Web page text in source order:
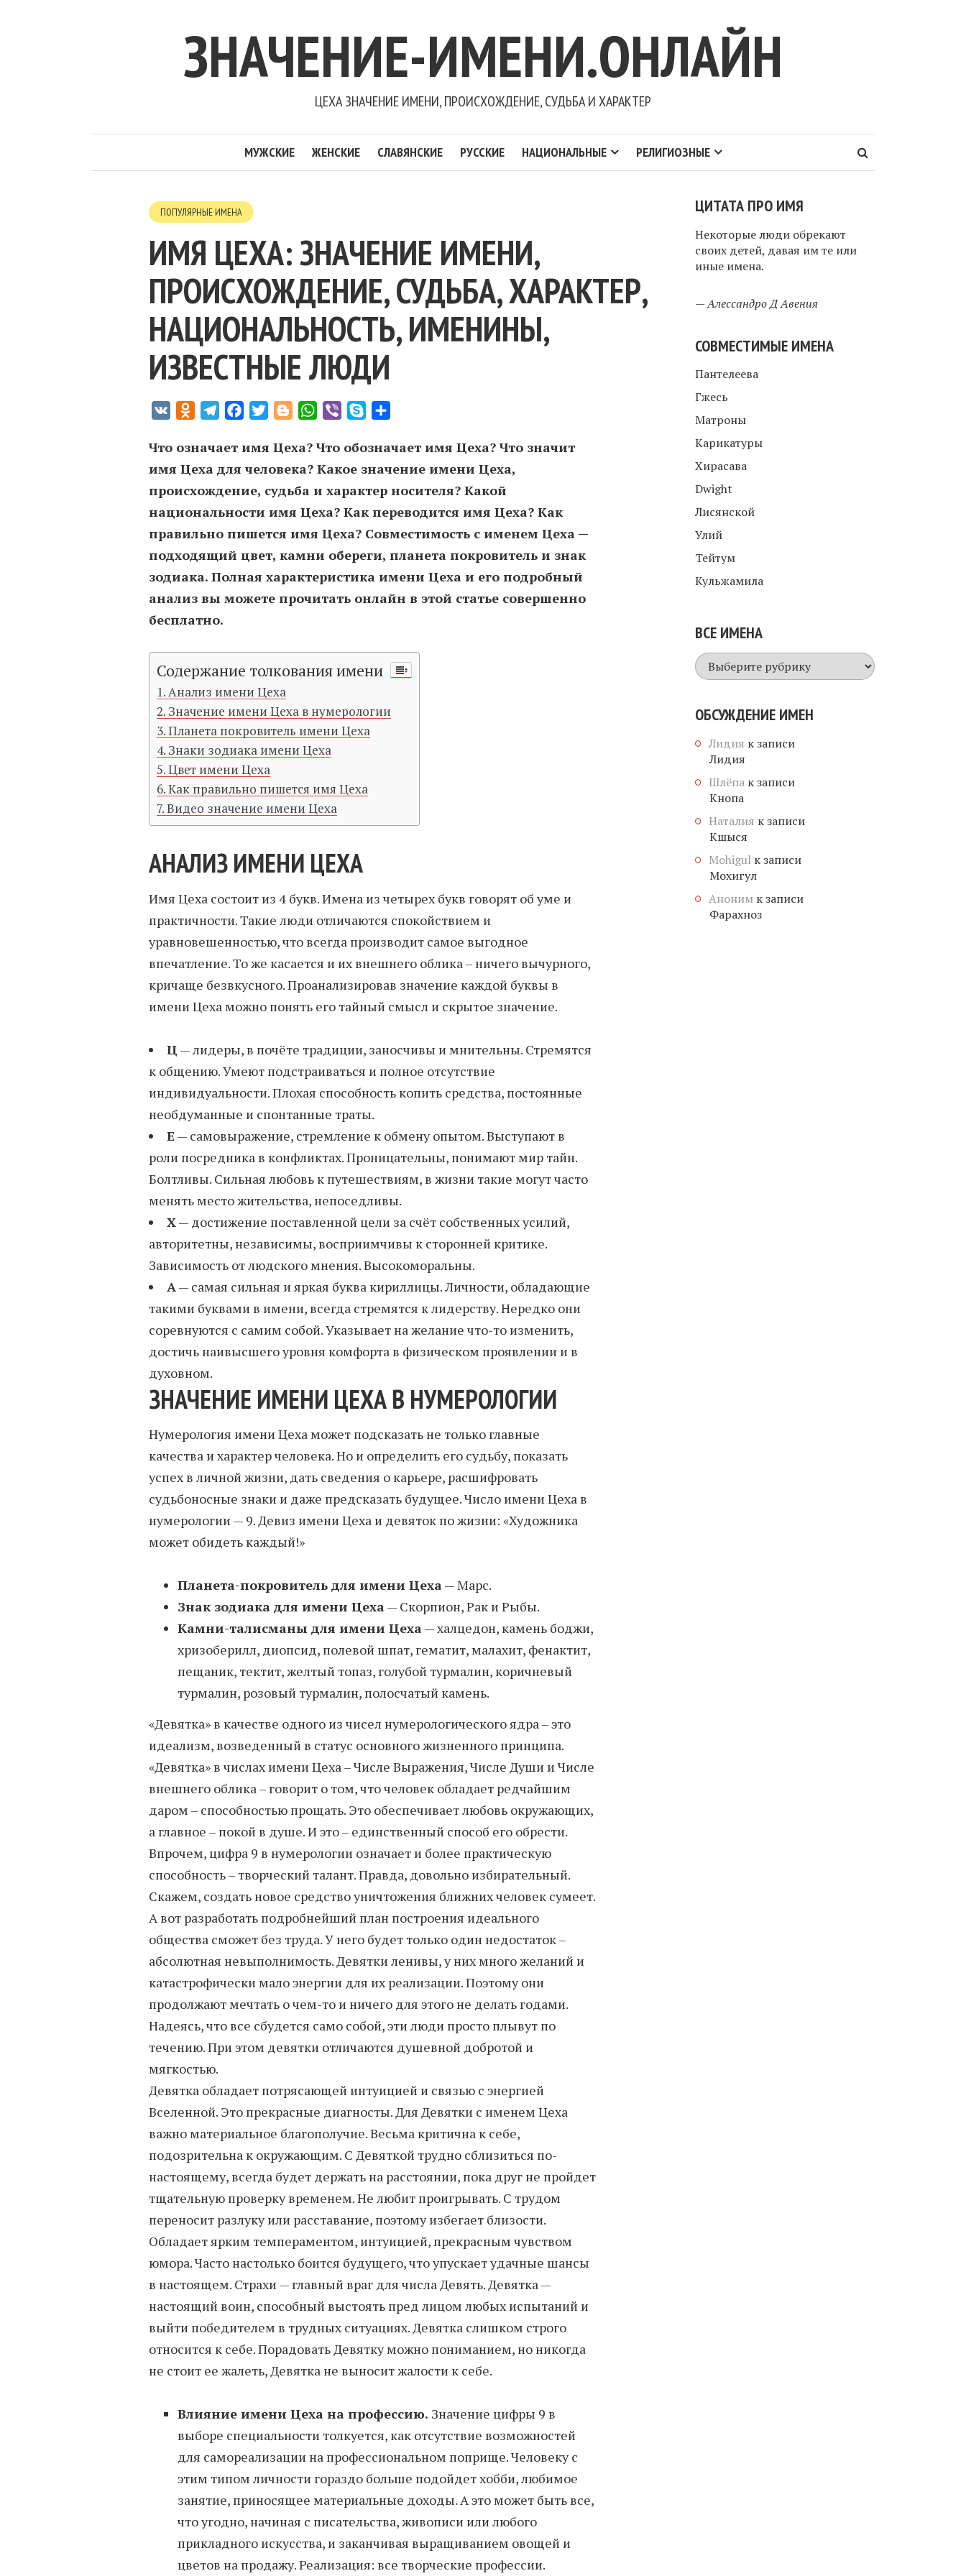
ЗНАЧЕНИЕ-ИМЕНИ.ОНЛАЙН
ЦЕХА ЗНАЧЕНИЕ ИМЕНИ, ПРОИСХОЖДЕНИЕ, СУДЬБА И ХАРАКТЕР
МУЖСКИЕ ЖЕНСКИЕ СЛАВЯНСКИЕ РУССКИЕ НАЦИОНАЛЬНЫЕ РЕЛИГИОЗНЫЕ
ПОПУЛЯРНЫЕ ИМЕНА
ИМЯ ЦЕХА: ЗНАЧЕНИЕ ИМЕНИ,
ПРОИСХОЖДЕНИЕ, СУДЬБА, ХАРАКТЕР,
НАЦИОНАЛЬНОСТЬ, ИМЕНИНЫ,
ИЗВЕСТНЫЕ ЛЮДИ
VK Odnoklassniki
TelegramFacebookTwitterBloggerWhatsApp
Viber Skype
Что означает имя Цеха? Что обозначает имя Цеха? Что значит
имя Цеха для человека? Какое значение имени Цеха,
происхождение, судьба и характер носителя? Какой
национальности имя Цеха? Как переводится имя Цеха? Как
правильно пишется имя Цеха? Совместимость c именем Цеха —
подходящий цвет, камни обереги, планета покровитель и знак
зодиака. Полная характеристика имени Цеха и его подробный
анализ вы можете прочитать онлайн в этой статье совершенно
бесплатно.
Содержание толкования имени
Анализ имени Цеха
Значение имени Цеха в нумерологии
Планета покровитель имени Цеха
Знаки зодиака имени Цеха
Цвет имени Цеха
Как правильно пишется имя Цеха
Видео значение имени Цеха
АНАЛИЗ ИМЕНИ ЦЕХА
Имя Цеха состоит из 4 букв. Имена из четырех букв говорят об уме и
практичности. Такие люди отличаются спокойствием и
уравновешенностью, что всегда производит самое выгодное
впечатление. То же касается и их внешнего облика – ничего вычурного,
кричаще безвкусного. Проанализировав значение каждой буквы в
имени Цеха можно понять его тайный смысл и скрытое значение.
Ц — лидеры, в почёте традиции, заносчивы и мнительны. Стремятся
к общению. Умеют подстраиваться и полное отсутствие
индивидуальности. Плохая способность копить средства, постоянные
необдуманные и спонтанные траты.
Е — самовыражение, стремление к обмену опытом. Выступают в
роли посредника в конфликтах. Проницательны, понимают мир тайн.
Болтливы. Сильная любовь к путешествиям, в жизни такие могут часто
менять место жительства, непоседливы.
Х— достижение поставленной цели за счёт собственных усилий,
авторитетны, независимы, восприимчивы к сторонней критике.
Зависимость от людского мнения. Высокоморальны.
А — самая сильная и яркая буква кириллицы. Личности, обладающие
такими буквами в имени, всегда стремятся к лидерству. Нередко они
соревнуются с самим собой. Указывает на желание что-то изменить,
достичь наивысшего уровня комфорта в физическом проявлении и в
духовном.
ЗНАЧЕНИЕ ИМЕНИ ЦЕХА В НУМЕРОЛОГИИ
Нумерология имени Цеха может подсказать не только главные
качества и характер человека. Но и определить его судьбу, показать
успех в личной жизни, дать сведения о карьере, расшифровать
судьбоносные знаки и даже предсказать будущее. Число имени Цеха в
нумерологии — 9. Девиз имени Цеха и девяток по жизни: «Художника
может обидеть каждый!»
Планета-покровитель для имени Цеха — Марс.
Знак зодиака для имени Цеха — Скорпион, Рак и Рыбы.
Камни-талисманы для имени Цеха — халцедон, камень боджи,
хризоберилл, диопсид, полевой шпат, гематит, малахит, фенактит,
пещаник, тектит, желтый топаз, голубой турмалин, коричневый
турмалин, розовый турмалин, полосчатый камень.
«Девятка» в качестве одного из чисел нумерологического ядра – это
идеализм, возведенный в статус основного жизненного принципа.
«Девятка» в числах имени Цеха – Числе Выражения, Числе Души и Числе
внешнего облика – говорит о том, что человек обладает редчайшим
даром – способностью прощать. Это обеспечивает любовь окружающих,
а главное – покой в душе. И это – единственный способ его обрести.
Впрочем, цифра 9 в нумерологии означает и более практическую
способность – творческий талант. Правда, довольно избирательный.
Скажем, создать новое средство уничтожения ближних человек сумеет.
А вот разработать подробнейший план построения идеального
общества сможет без труда. У него будет только один недостаток –
абсолютная невыполнимость. Девятки ленивы, у них много желаний и
катастрофически мало энергии для их реализации. Поэтому они
продолжают мечтать о чем-то и ничего для этого не делать годами.
Надеясь, что все сбудется само собой, эти люди просто плывут по
течению. При этом девятки отличаются душевной добротой и
мягкостью.
Девятка обладает потрясающей интуицией и связью с энергией
Вселенной. Это прекрасные диагносты. Для Девятки с именем Цеха
важно материальное благополучие. Весьма критична к себе,
подозрительна к окружающим. С Девяткой трудно сблизиться по-
настоящему, всегда будет держать на расстоянии, пока друг не пройдет
тщательную проверку временем. Не любит проигрывать. С трудом
переносит разлуку или расставание, поэтому избегает близости.
Обладает ярким темпераментом, интуицией, прекрасным чувством
юмора. Часто настолько боится будущего, что упускает удачные шансы
в настоящем. Страхи — главный враг для числа Девять. Девятка —
настоящий воин, способный выстоять пред лицом любых испытаний и
выйти победителем в трудных ситуациях. Девятка слишком строго
относится к себе. Порадовать Девятку можно пониманием, но никогда
не стоит ее жалеть, Девятка не выносит жалости к себе.
Влияние имени Цеха на профессию. Значение цифры 9 в
выборе специальности толкуется, как отсутствие возможностей
для самореализации на профессиональном поприще. Человеку с
этим типом личности гораздо больше подойдет хобби, любимое
занятие, приносящее материальные доходы. А это может быть все,
что угодно, начиная с писательства, живописи или любого
прикладного искусства, и заканчивая выращиванием овощей и
цветов на продажу. Реализация: все творческие профессии.
ЦИТАТА ПРО ИМЯ
Некоторые люди обрекают
своих детей, давая им те или
иные имена.
—Алессандро Д Авения
СОВМЕСТИМЫЕ ИМЕНА
Пантелеева
Гжесь
Матроны
Карикатуры
Хирасава
Dwight
Лисянской
Улий
Тейтум
Кульжамила
ВСЕ ИМЕНА
Все
имена
ОБСУЖДЕНИЕ ИМЕН
Лидия к записи
Лидия
Шлёпа к записи
Кнопа
Наталия к записи
Кшыся
Mohigul к записи
Мохигул
Аноним к записи
Фарахноз